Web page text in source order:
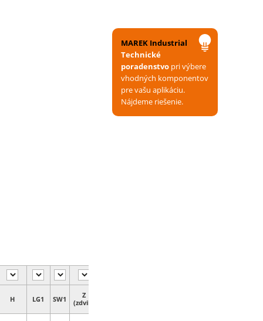
H LG1 SW1
Z
(zdvih)
MAREK Industrial
Technické
poradenstvopri výbere
vhodných komponentov
pre vašu aplikáciu.
Nájdeme riešenie.